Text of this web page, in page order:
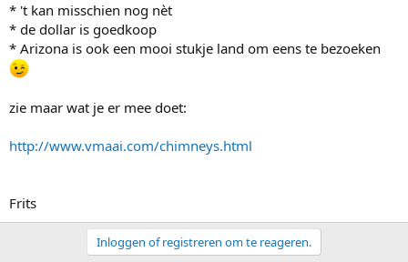
* 't kan misschien nog nèt
* de dollar is goedkoop
* Arizona is ook een mooi stukje land om eens te bezoeken
zie maar wat je er mee doet:
http://www.vmaai.com/chimneys.html
Frits
Inloggen of registreren om te reageren.